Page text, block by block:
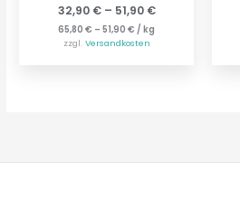
32,90 €– 51,90 €
65,80€ –51,90€ /kg
zzgl. Versandkosten